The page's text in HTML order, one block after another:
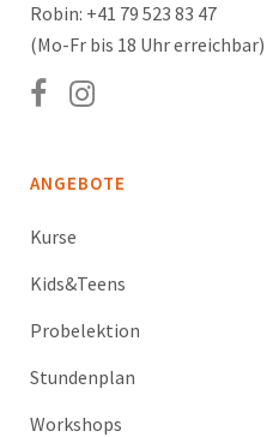
Robin: +41 79 523 83 47
(Mo-Fr bis 18 Uhr erreichbar)
ANGEBOTE
Kurse
Kids&Teens
Probelektion
Stundenplan
Workshops